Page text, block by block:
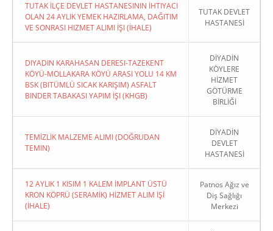
TUTAK İLÇE DEVLET HASTANESININ İHTIYACI
OLAN 24 AYLIK YEMEK HAZIRLAMA, DAĞITIM
VE SONRASI HIZMET ALIMI İŞI (İHALE)
TUTAK DEVLET
HASTANESİ
DIYADIN KARAHASAN DERESI-TAZEKENT
KÖYÜ-MOLLAKARA KÖYÜ ARASI YOLU 14 KM
BSK (BITÜMLÜ SICAK KARIŞIM) ASFALT
BINDER TABAKASI YAPIM İŞI (KHGB)
DİYADİN
KÖYLERE
HİZMET
GÖTÜRME
BİRLİĞİ
TEMİZLİK MALZEME ALIMI (DOĞRUDAN
TEMIN)
DİYADİN
DEVLET
HASTANESİ
12 AYLIK 1 KISIM 1 KALEM İMPLANT ÜSTÜ
KRON KÖPRÜ (SERAMİK) HİZMET ALIM İŞİ
(İHALE)
Patnos Ağız ve
Diş Sağlığı
Merkezi